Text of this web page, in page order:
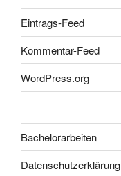
Eintrags-Feed
Kommentar-Feed
WordPress.org
Bachelorarbeiten
Datenschutzerklärung